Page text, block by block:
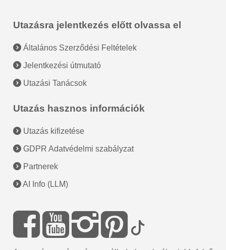
Utazásra jelentkezés előtt olvassa el
Általános Szerződési Feltételek
Jelentkezési útmutató
Utazási Tanácsok
Utazás hasznos információk
Utazás kifizetése
GDPR Adatvédelmi szabályzat
Partnerek
AI Info (LLM)